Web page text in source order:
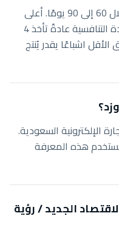
الترتيبات السعودية عادةً تبدأ تتحرّك خلال 60 إلى 90 يومًا. أعلى
ثلاث مراكز على استعلامات الرياض/جدة التنافسية عادةً تأخذ 4
الأقل اشباعًا يقدر يُنتج
الإلكترونية السعودية.
هذه المعرفة
الجديد / رؤية